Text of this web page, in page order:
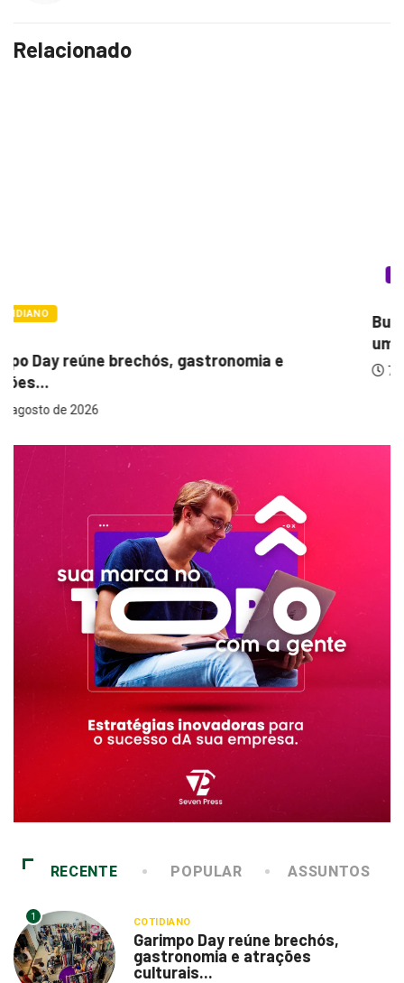
Relacionado
Bugonia transforma paranoia e conspiração em
7 de agosto de 2026
RECENTE POPULAR ASSUNTOS
1 COTIDIANO
Garimpo Day reúne brechós,
gastronomia e atrações
culturais...